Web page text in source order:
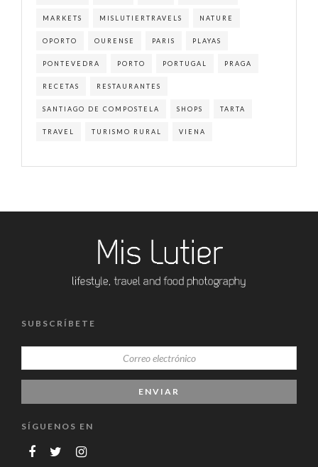
MARKETS MISLUTIERTRAVELS NATURE
OPORTO OURENSE PARIS PLAYAS
PONTEVEDRA PORTO PORTUGAL PRAGA
RECETAS RESTAURANTES
SANTIAGO DE COMPOSTELA SHOPS TARTA
TRAVEL TURISMO RURAL VIENA
SUBSCRÍBETE
SÍGUENOS EN